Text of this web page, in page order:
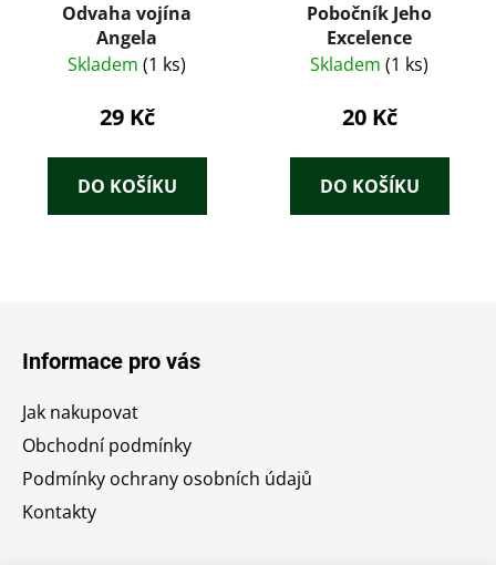
Odvaha vojína
Angela
Skladem (1 ks)
29 Kč
DO KOŠÍKU
Pobočník Jeho
Excelence
Skladem (1 ks)
20 Kč
DO KOŠÍKU
Informace pro vás
Jak nakupovat
Obchodní podmínky
Podmínky ochrany osobních údajů
Kontakty